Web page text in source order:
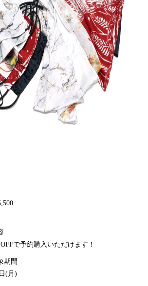
で予約購入いただけます！
期間
(月)